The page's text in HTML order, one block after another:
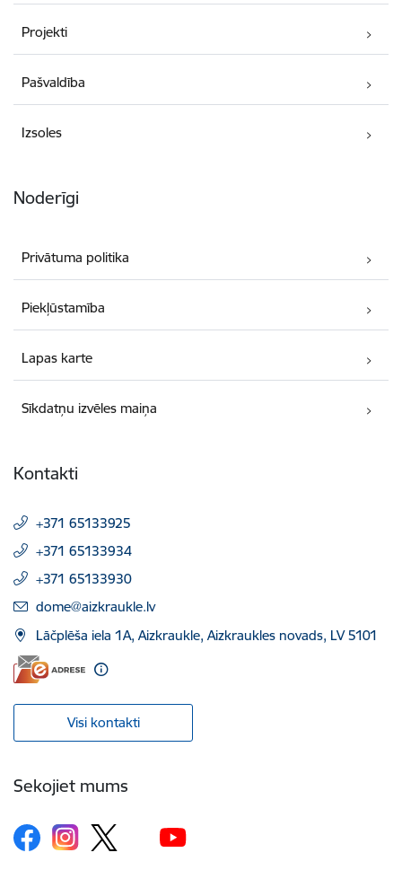
Projekti
Pašvaldība
Izsoles
Noderīgi
Privātuma politika
Piekļūstamība
Lapas karte
Sīkdatņu izvēles maiņa
Kontakti
+371 65133925
+371 65133934
+371 65133930
E-pasts:
dome@aizkraukle.lv
Lāčplēša iela 1A, Aizkraukle, Aizkraukles novads, LV 5101
Visi kontakti
Sekojiet mums